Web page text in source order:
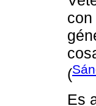
(
Es